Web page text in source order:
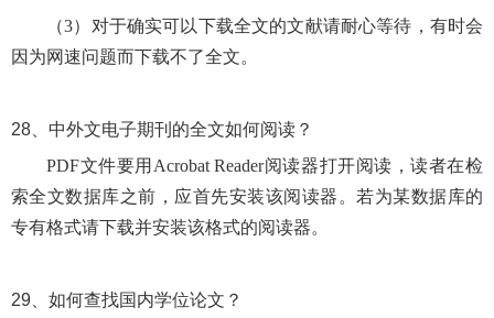
（3）对于确实可以下载全文的文献请耐心等待，有时会
因为网速问题而下载不了全文。
28、 中外文电子期刊的全文如何阅读？
PDF文件要用Acrobat Reader阅读器打开阅读，读者在检
索全文数据库之前，应首先安装该阅读器。若为某数据库的
专有格式请下载并安装该格式的阅读器。
29、 如何查找国内学位论文？